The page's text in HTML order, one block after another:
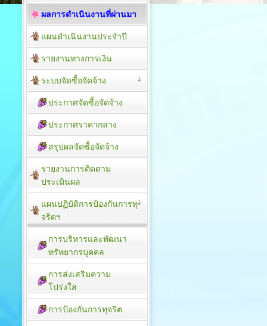
ผลการดำเนินงานที่ผ่านมา
แผนดำเนินงานประจำปี
รายงานทางการเงิน
ระบบจัดซื้อจัดจ้าง
ประกาศจัดซื้อจัดจ้าง
ประกาศราคากลาง
สรุปผลจัดซื้อจัดจ้าง
รายงานการติดตาม
ประเมิน​ผล
แผนปฏิบัติการป้องกันการทุ
จริตฯ
การบริหารและพัฒนา
ทรัพยากรบุคคล
การส่งเสริมความ
โปร่งใส
การป้องกันการทุจริต